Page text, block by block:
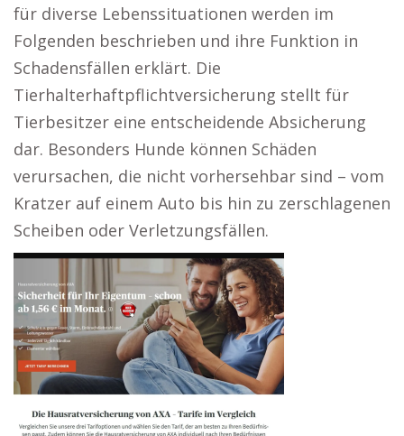
für diverse Lebenssituationen werden im
Folgenden beschrieben und ihre Funktion in
Schadensfällen erklärt. Die
Tierhalterhaftpflichtversicherung stellt für
Tierbesitzer eine entscheidende Absicherung
dar. Besonders Hunde können Schäden
verursachen, die nicht vorhersehbar sind – vom
Kratzer auf einem Auto bis hin zu zerschlagenen
Scheiben oder Verletzungsfällen.